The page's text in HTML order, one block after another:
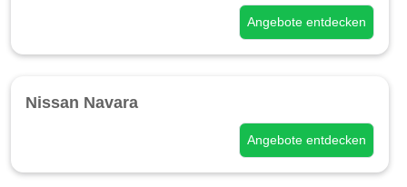
Angebote entdecken
Nissan Navara
Angebote entdecken